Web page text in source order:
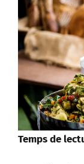
Temps de